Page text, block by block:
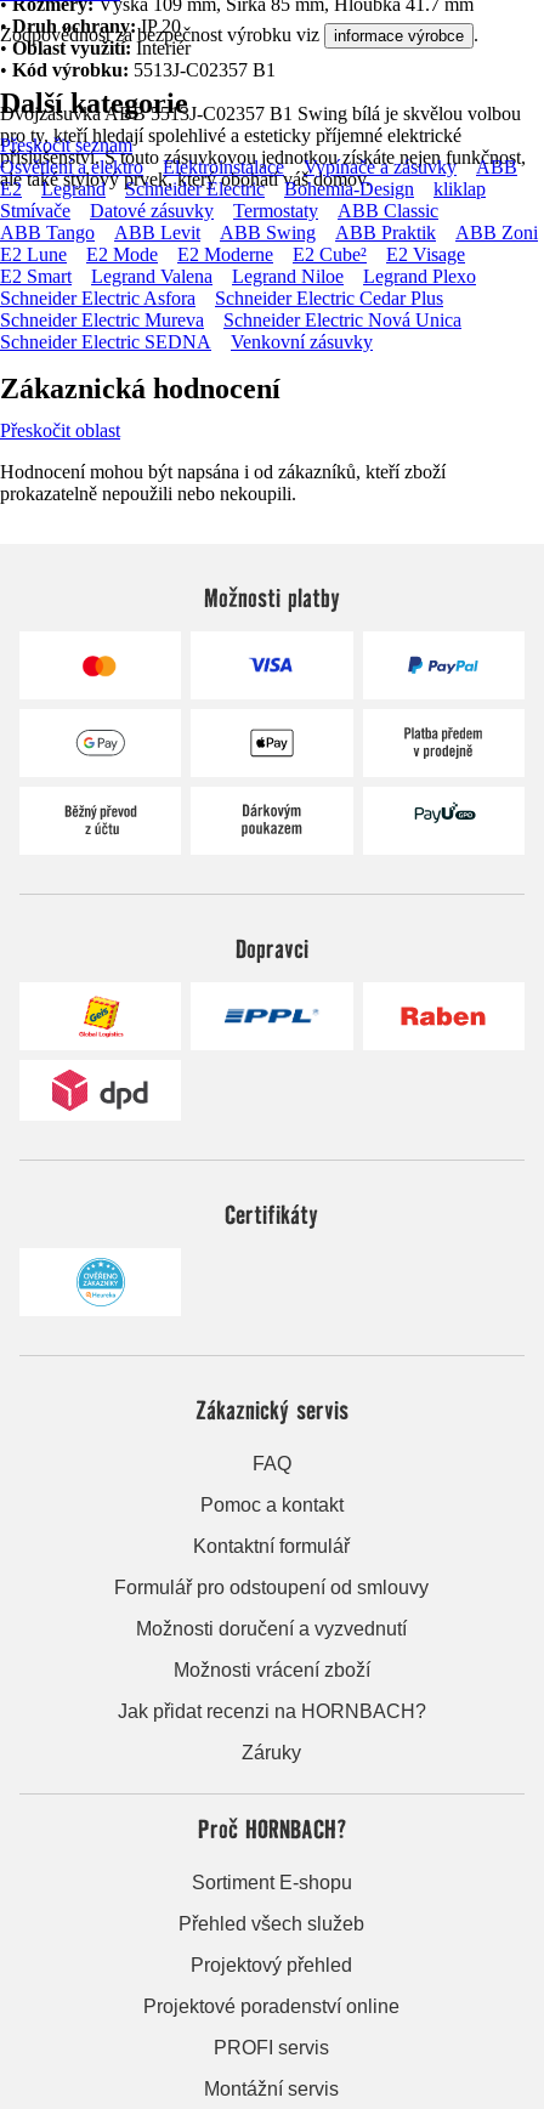
•Rozměry:Výška 109 mm, Šířka 85 mm, Hloubka 41.7 mm
•Druh ochrany:IP 20
•Oblast využití:Interiér
• Kód výrobku: 5513J-C02357 B1
Dvojzásuvka ABB 5513J-C02357 B1 Swing bílá je skvělou volbou
pro ty, kteří hledají spolehlivé a esteticky příjemné elektrické
příslušenství. S touto zásuvkovou jednotkou získáte nejen funkčnost,
ale také stylový prvek, který obohatí váš domov.
Zodpovědnost za bezpečnost výrobku viz informace výrobce .
Další kategorie
Přeskočit seznam
Osvětlení a elektro
Elektroinstalace Vypínače a zásuvky
ABB
E2
Legrand Schneider Electric Bohemia-Design
kliklap
Stmívače
Datové zásuvky Termostaty
ABB Classic
ABB Tango
ABB Levit ABB Swing ABB Praktik
ABB Zoni
E2 Lune
E2 Mode E2 Moderne E2 Cube²
E2 Visage
E2 Smart
Legrand Valena Legrand Niloe
Legrand Plexo
Schneider Electric Asfora
Schneider Electric Cedar Plus
Schneider Electric Mureva
Schneider Electric Nová Unica
Schneider Electric SEDNA
Venkovní zásuvky
Zákaznická hodnocení
Přeskočit oblast
Hodnocení mohou být napsána i od zákazníků, kteří zboží
prokazatelně nepoužili nebo nekoupili.
Možnosti platby
Dopravci
Certifikáty
Zákaznický servis
FAQ
Pomoc a kontakt
Kontaktní formulář
Formulář pro odstoupení od smlouvy
Možnosti doručení a vyzvednutí
Možnosti vrácení zboží
Jak přidat recenzi na HORNBACH?
Záruky
Proč HORNBACH?
Sortiment E-shopu
Přehled všech služeb
Projektový přehled
Projektové poradenství online
PROFI servis
Montážní servis